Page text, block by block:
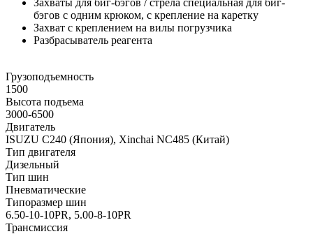
бэгов с одним крюком, с крепление на каретку
Захват с креплением на вилы погрузчика
Разбрасыватель реагента
Грузоподъемность
1500
Высота подъема
3000-6500
Двигатель
ISUZU C240 (Япония), Xinchai NC485 (Китай)
Тип двигателя
Дизельный
Тип шин
Пневматические
Типоразмер шин
6.50-10-10PR, 5.00-8-10PR
Трансмиссия